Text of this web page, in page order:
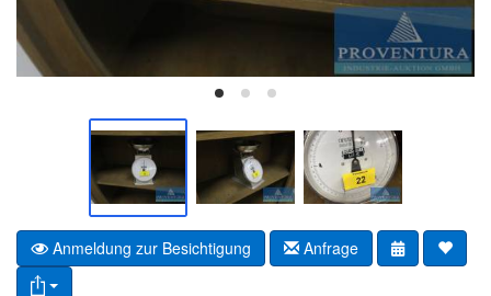
Anmeldung zur Besichtigung Anfrage